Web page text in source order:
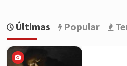
Últimas Popular